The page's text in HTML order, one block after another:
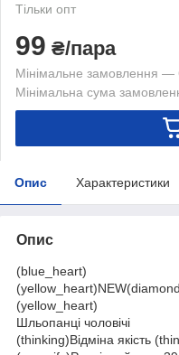
Тільки опт
99 ₴/пара
Мінімальне замовлення —
Мінімальна сума
Опис Характеристики
Опис
(blue_heart)
(yellow_heart)
Шльопанці чоловічі
(thinking)Відміна якість